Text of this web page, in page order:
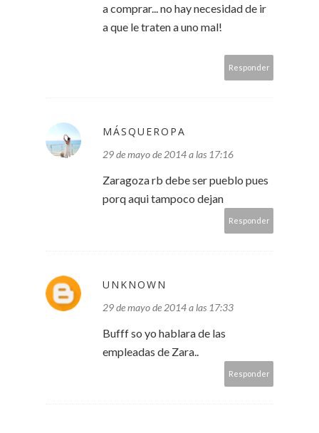
a comprar... no hay necesidad de ir
a que le traten a uno mal!
Responder
MÁSQUEROPA
29 de mayo de 2014 a las 17:16
Zaragoza rb debe ser pueblo pues
porq aqui tampoco dejan
Responder
UNKNOWN
29 de mayo de 2014 a las 17:33
Bufff so yo hablara de las
empleadas de Zara..
Responder